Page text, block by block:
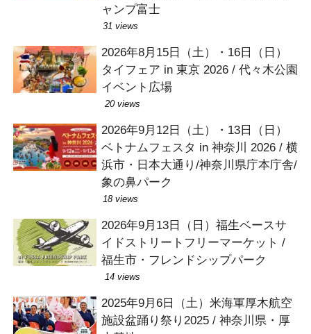
ャンプ富士
31 views
2026年8月15日（土）・16日（日）
タイフェア in 東京 2026 / 代々木公園
イベント広場
20 views
2026年9月12日（土）・13日（日）
ベトナムフェスタ in 神奈川 2026 / 横
浜市・日本大通り/神奈川県庁本庁舎/
象の鼻パーク
18 views
2026年9月13日（日）福生ベースサ
イドストリートフリーマーケット /
福生市・フレンドシップパーク
14 views
2025年9月6日（土）米海軍厚木航空
施設盆踊り祭り2025 / 神奈川県・厚